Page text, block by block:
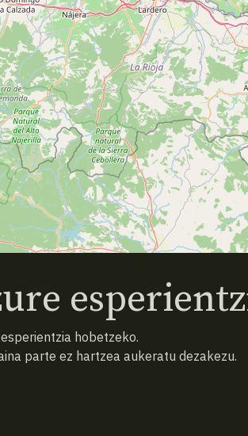
hobetzeko.
parte ez hartzea aukeratu dezakezu.